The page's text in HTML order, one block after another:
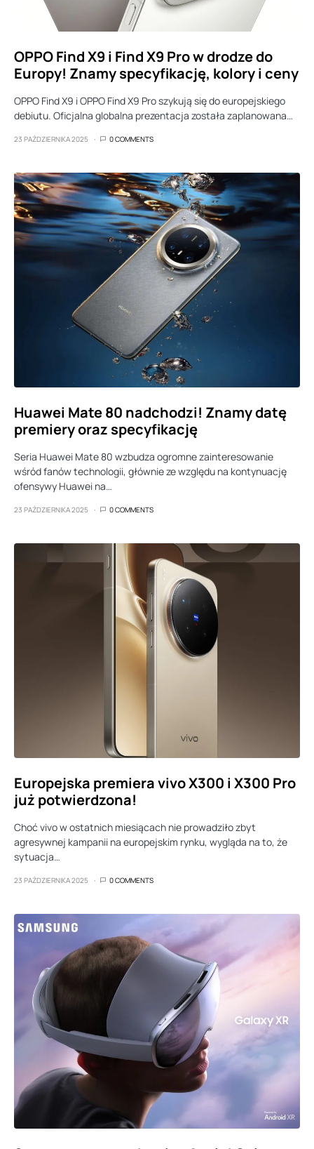
OPPO Find X9 i Find X9 Pro w drodze do
Europy! Znamy specyfikację, kolory i ceny
OPPO Find X9 i OPPO Find X9 Pro szykują się do europejskiego
debiutu. Oficjalna globalna prezentacja została zaplanowana…
23 PAŹDZIERNIKA 2025 0 COMMENTS
Huawei Mate 80 nadchodzi! Znamy datę
premiery oraz specyfikację
Seria Huawei Mate 80 wzbudza ogromne zainteresowanie
wśród fanów technologii, głównie ze względu na kontynuację
ofensywy Huawei na…
23 PAŹDZIERNIKA 2025 0 COMMENTS
Europejska premiera vivo X300 i X300 Pro
już potwierdzona!
Choć vivo w ostatnich miesiącach nie prowadziło zbyt
agresywnej kampanii na europejskim rynku, wygląda na to, że
sytuacja…
23 PAŹDZIERNIKA 2025 0 COMMENTS